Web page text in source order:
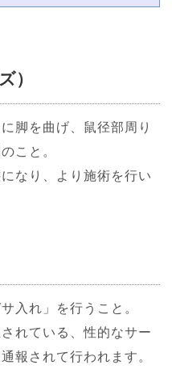
）
脚を曲げ、鼠径部周り
こと。
なり、より施術を行い
入れ」を行うこと。
れている、性的なサー
報されて行われます。